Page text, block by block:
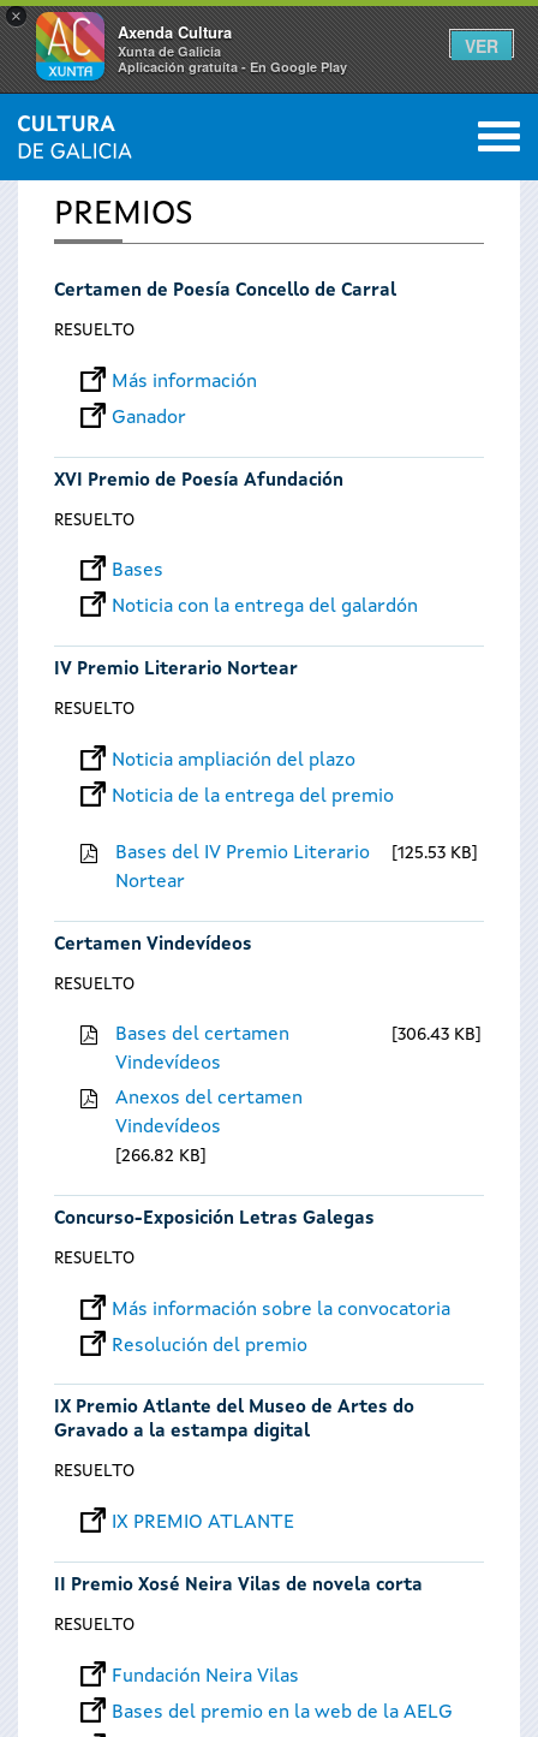
×
Axenda Cultura
Xunta de Galicia
Aplicación gratuíta - En Google Play
VER
Se
encuentra
usted
INICIO 0
PREMIOS
Certamen de Poesía Concello de Carral
RESUELTO
Más información
Ganador
XVI Premio de Poesía Afundación
RESUELTO
Bases
Noticia con la entrega del galardón
IV Premio Literario Nortear
RESUELTO
Noticia ampliación del plazo
Noticia de la entrega del premio
Bases del IV Premio Literario
Nortear
125.53 KB
Certamen Vindevídeos
RESUELTO
Bases del certamen
Vindevídeos
306.43 KB
Anexos del certamen
Vindevídeos
266.82 KB
Concurso-Exposición Letras Galegas
RESUELTO
Más información sobre la convocatoria
Resolución del premio
IX Premio Atlante del Museo de Artes do
Gravado a la estampa digital
RESUELTO
IX PREMIO ATLANTE
II Premio Xosé Neira Vilas de novela corta
RESUELTO
Fundación Neira Vilas
Bases del premio en la web de la AELG